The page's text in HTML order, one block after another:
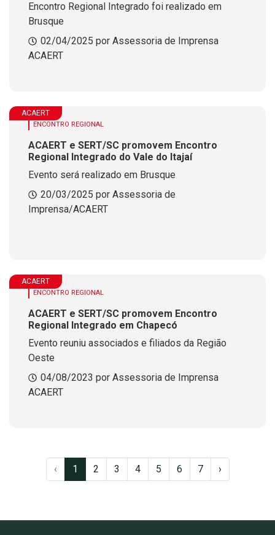
Encontro Regional Integrado foi realizado em
Brusque
02/04/2025 por Assessoria de Imprensa
ACAERT
ACAERT
ENCONTRO REGIONAL
ACAERT e SERT/SC promovem Encontro
Regional Integrado do Vale do Itajaí
Evento será realizado em Brusque
20/03/2025 por Assessoria de
Imprensa/ACAERT
ACAERT
ENCONTRO REGIONAL
ACAERT e SERT/SC promovem Encontro
Regional Integrado em Chapecó
Evento reuniu associados e filiados da Região
Oeste
04/08/2023 por Assessoria de Imprensa
ACAERT
‹ 1 2 3 4 5 6 7 ›